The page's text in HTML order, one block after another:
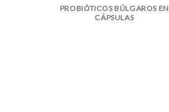
PROBIÓTICOS BÚLGAROS EN
CÁPSULAS